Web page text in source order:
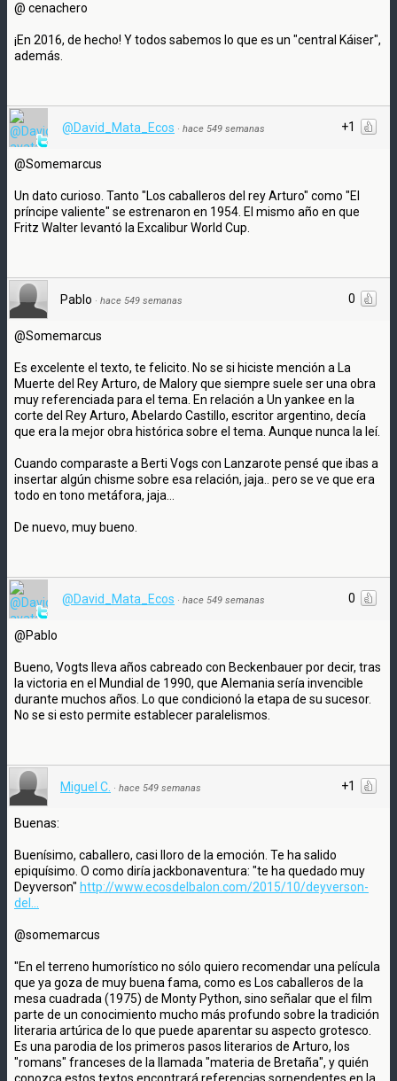
@ cenachero
¡En 2016, de hecho! Y todos sabemos lo que es un "central Káiser",
además.
+1
@David_Mata_Ecos · hace 549 semanas
@Somemarcus
Un dato curioso. Tanto "Los caballeros del rey Arturo" como "El
príncipe valiente" se estrenaron en 1954. El mismo año en que
Fritz Walter levantó la Excalibur World Cup.
0
Pablo · hace 549 semanas
@Somemarcus
Es excelente el texto, te felicito. No se si hiciste mención a La
Muerte del Rey Arturo, de Malory que siempre suele ser una obra
muy referenciada para el tema. En relación a Un yankee en la
corte del Rey Arturo, Abelardo Castillo, escritor argentino, decía
que era la mejor obra histórica sobre el tema. Aunque nunca la leí.
Cuando comparaste a Berti Vogs con Lanzarote pensé que ibas a
insertar algún chisme sobre esa relación, jaja.. pero se ve que era
todo en tono metáfora, jaja...
De nuevo, muy bueno.
0
@David_Mata_Ecos · hace 549 semanas
@Pablo
Bueno, Vogts lleva años cabreado con Beckenbauer por decir, tras
la victoria en el Mundial de 1990, que Alemania sería invencible
durante muchos años. Lo que condicionó la etapa de su sucesor.
No se si esto permite establecer paralelismos.
+1
Miguel C. · hace 549 semanas
Buenas:
Buenísimo, caballero, casi lloro de la emoción. Te ha salido
epiquísimo. O como diría jackbonaventura: "te ha quedado muy
Deyverson" http://www.ecosdelbalon.com/2015/10/deyverson-
del...
@somemarcus
"En el terreno humorístico no sólo quiero recomendar una película
que ya goza de muy buena fama, como es Los caballeros de la
mesa cuadrada (1975) de Monty Python, sino señalar que el film
parte de un conocimiento mucho más profundo sobre la tradición
literaria artúrica de lo que puede aparentar su aspecto grotesco.
Es una parodia de los primeros pasos literarios de Arturo, los
"romans" franceses de la llamada "materia de Bretaña", y quién
conozca estos textos encontrará referencias sorpendentes en la